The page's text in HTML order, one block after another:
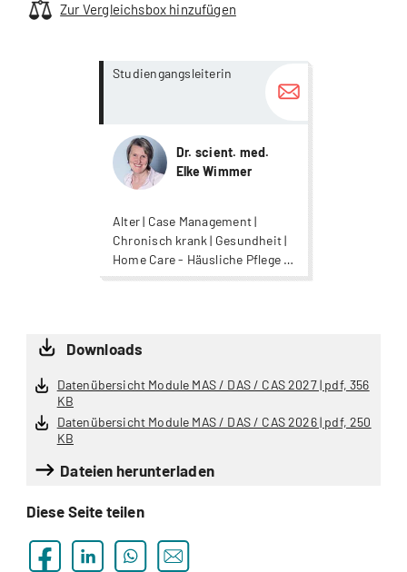
Zur Vergleichsbox hinzufügen
Studiengangsleiterin
Dr. scient. med.
Elke Wimmer
Alter | Case Management |
Chronisch krank | Gesundheit |
Home Care - Häusliche Pflege |
Nursing | Oncological Care |
more...
more...
Downloads
Datenübersicht Module MAS / DAS / CAS 2027 | pdf, 356
KB
Datenübersicht Module MAS / DAS / CAS 2026 | pdf, 250
KB
Dateien herunterladen
Diese Seite teilen